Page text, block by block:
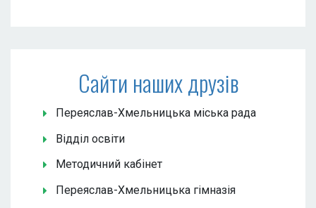
Сайти наших друзів
Переяслав-Хмельницька міська рада
Відділ освіти
Методичний кабінет
Переяслав-Хмельницька гімназія